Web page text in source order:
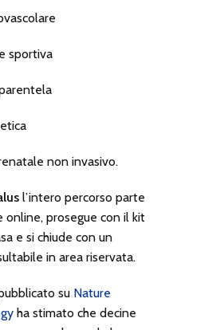
sportiva
non invasivo.
l’intero percorso parte
online, prosegue con il kit
e si chiude con un
in area riservata.
su Nature
ha stimato che decine